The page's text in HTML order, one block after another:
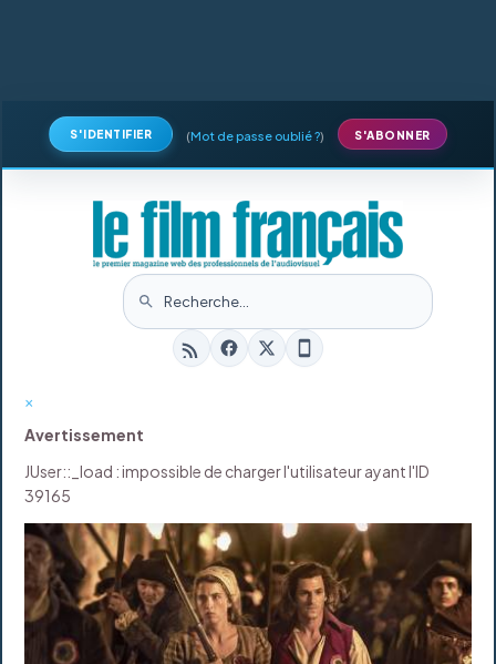
S'IDENTIFIER (Mot de passe oublié ?) S'ABONNER
×
Avertissement
JUser::_load : impossible de charger l'utilisateur ayant l'ID
39165